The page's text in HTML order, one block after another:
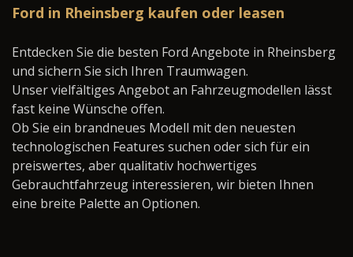
Ford in Rheinsberg kaufen oder leasen
Entdecken Sie die besten Ford Angebote in Rheinsberg
und sichern Sie sich Ihren Traumwagen.
Unser vielfältiges Angebot an Fahrzeugmodellen lässt
fast keine Wünsche offen.
Ob Sie ein brandneues Modell mit den neuesten
technologischen Features suchen oder sich für ein
preiswertes, aber qualitativ hochwertiges
Gebrauchtfahrzeug interessieren, wir bieten Ihnen
eine breite Palette an Optionen.